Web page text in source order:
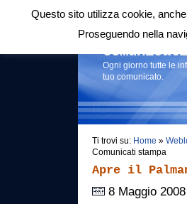
Login|RSS |
Ogni giorno tutte le
tuo comunicato.
Ti trovi su: Home »
Comunicati stampa
Apre il
8 Maggio
Questo sito utilizza cookie,
Proseguendo nella